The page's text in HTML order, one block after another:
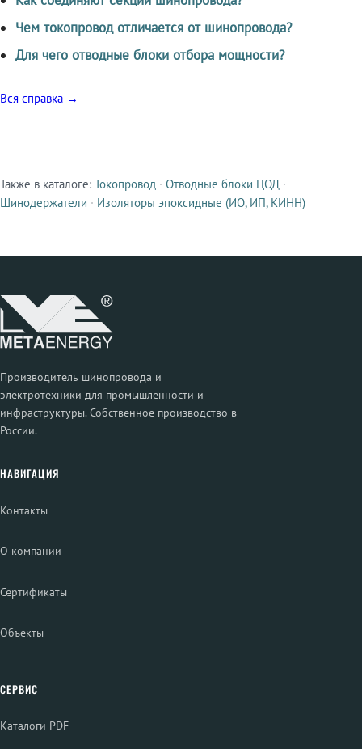
Чем токопровод отличается от шинопровода?
Для чего отводные блоки отбора мощности?
Вся справка →
Смежные продукты
Также в каталоге: Токопровод · Отводные блоки ЦОД ·
Шинодержатели · Изоляторы эпоксидные (ИО, ИП, КИНН)
Производитель шинопровода и
электротехники для промышленности и
инфраструктуры. Собственное производство в
России.
НАВИГАЦИЯ
Контакты
О компании
Сертификаты
Объекты
СЕРВИС
Каталоги PDF